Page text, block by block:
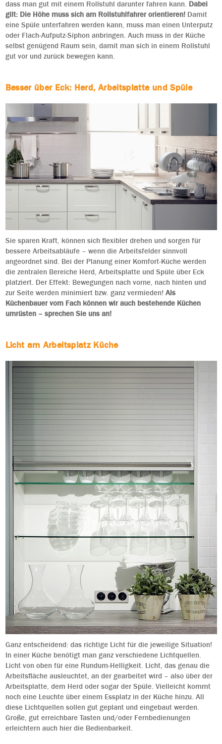
dass man gut mit einem Rollstuhl darunter fahren kann. Dabei
gilt: Die Höhe muss sich am Rollstuhlfahrer orientieren!Damit
eine Spüle unterfahren werden kann, muss man einen Unterputz
oder Flach-Aufputz-Siphon anbringen. Auch muss in der Küche
selbst genügend Raum sein, damit man sich in einem Rollstuhl
gut vor und zurück bewegen kann.
Besser über Eck: Herd, Arbeitsplatte und Spüle
Sie sparen Kraft, können sich flexibler drehen und sorgen für
bessere Arbeitsabläufe – wenn die Arbeitsfelder sinnvoll
angeordnet sind. Bei der Planung einer Komfort-Küche werden
die zentralen Bereiche Herd, Arbeitsplatte und Spüle über Eck
platziert. Der Effekt: Bewegungen nach vorne, nach hinten und
zur Seite werden minimiert bzw. ganz vermieden! Als
Küchenbauer vom Fach können wir auch bestehende Küchen
umrüsten – sprechen Sie uns an!
Licht am Arbeitsplatz Küche
Ganz entscheidend: das richtige Licht für die jeweilige Situation!
In einer Küche benötigt man ganz verschiedene Lichtquellen.
Licht von oben für eine Rundum-Helligkeit. Licht, das genau die
Arbeitsfläche ausleuchtet, an der gearbeitet wird – also über der
Arbeitsplatte, dem Herd oder sogar der Spüle. Vielleicht kommt
noch eine Leuchte über einem Essplatz in der Küche hinzu. All
diese Lichtquellen sollen gut geplant und eingebaut werden.
Große, gut erreichbare Tasten und/oder Fernbedienungen
erleichtern auch hier die Bedienbarkeit.